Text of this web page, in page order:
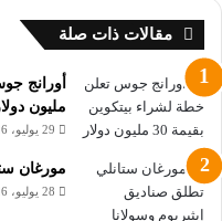
المتعلقة بإطلاق Firefly – مجموعة GenAI الخاصة بها.
إمكانات الذكاء الاصطناعي.
تسعير غزوة
Adobe
مقالات ذات صلة
مليون
29 يوليو، 2026
مورغان
28 يوليو، 2026